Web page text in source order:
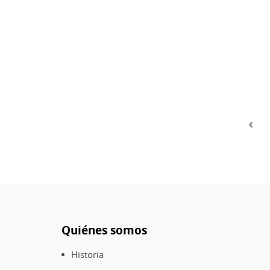
Quiénes somos
Historia